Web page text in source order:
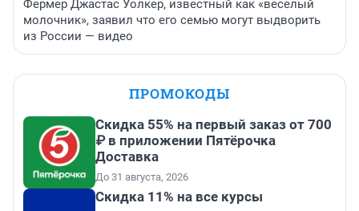
Фермер Джастас Уолкер, известный как «веселый
молочник», заявил что его семью могут выдворить
из России — видео
ПРОМОКОДЫ
Скидка 55% на первый заказ от 700
₽ в приложении Пятёрочка
Доставка
До 31 августа, 2026
Скидка 11% на все курсы